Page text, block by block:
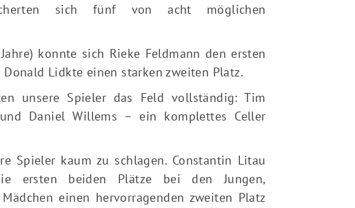
sich fünf von acht möglichen
konnte sich Rieke Feldmann den ersten
Lidkte einen starken zweiten Platz.
unsere Spieler das Feld vollständig: Tim
Daniel Willems – ein komplettes Celler
Spieler kaum zu schlagen. Constantin Litau
ersten beiden Plätze bei den Jungen,
einen hervorragenden zweiten Platz